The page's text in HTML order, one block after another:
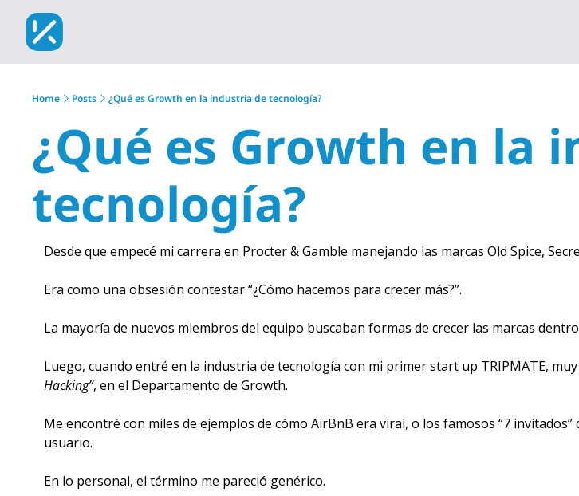
Home Posts ¿Qué es Growth en la industria de tecnología?
¿Qué es Growth en la
tecnología?
Desde que empecé mi carrera en Procter & Gamble manejando las marcas Old Spice,
Era como una obsesión contestar “¿Cómo hacemos para crecer más?”.
La mayoría de nuevos miembros del equipo buscaban formas de crecer las marcas
Luego, cuando entré en la industria de tecnología con mi primer start up TRIPMATE,
Hacking”, en el Departamento de Growth.
Me encontré con miles de ejemplos de cómo AirBnB era viral, o los famosos “7
usuario.
En lo personal, el término me pareció genérico.